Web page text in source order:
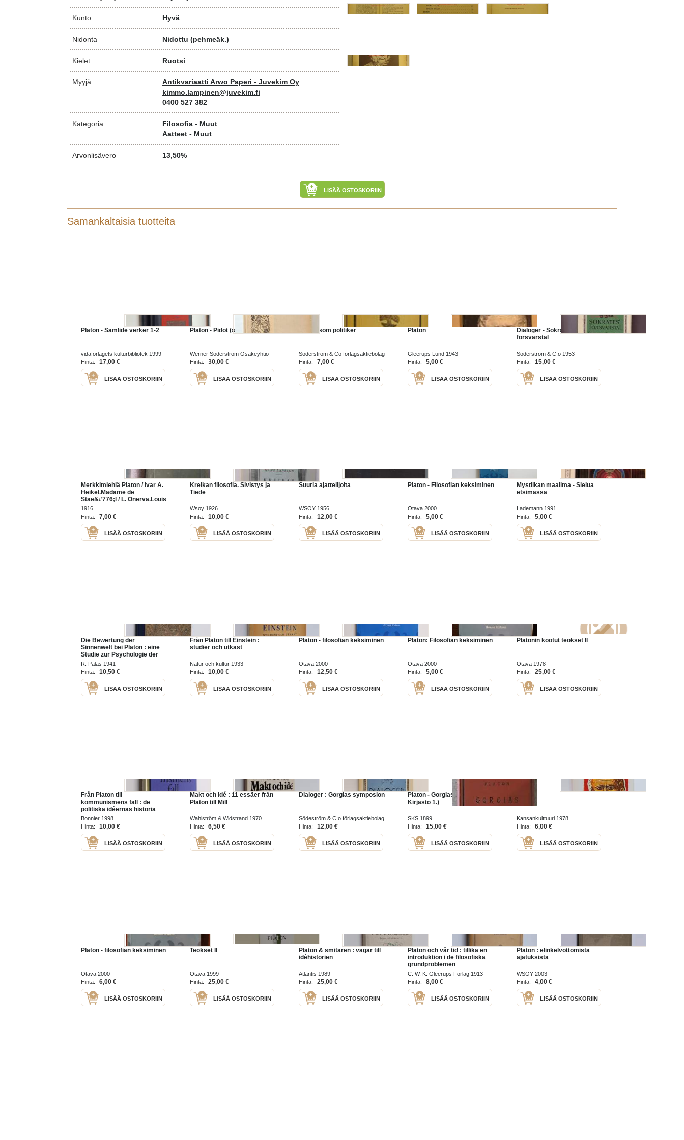
Kunto Hyvä
Nidonta Nidottu (pehmeäk.)
Kielet Ruotsi
Myyjä
Antikvariaatti Arwo Paperi - Juvekim Oy
kimmo.lampinen@juvekim.fi
0400 527 382
Kategoria
Filosofia - Muut
Aatteet - Muut
Arvonlisävero 13,50%
LISÄÄ OSTOSKORIIN
Samankaltaisia tuotteita
Platon - Samlide verker 1-2
vidaforlagets kulturbibliotek 1999
Hinta:
17,00 €
LISÄÄ OSTOSKORIIN
Platon - Pidot (symposion)
Werner Söderström Osakeyhtiö
1919
Hinta: 30,00 €
LISÄÄ OSTOSKORIIN
Platon som politiker
Söderström & Co förlagsaktiebolag
1922
Hinta: 7,00 €
LISÄÄ OSTOSKORIIN
Platon
Gleerups Lund 1943
Hinta:
5,00 €
LISÄÄ OSTOSKORIIN
Dialoger - Sokrates´
försvarstal
Söderström & C:o 1953
Hinta:
15,00 €
LISÄÄ OSTOSKORIIN
Merkkimiehiä Platon / Ivar A.
Heikel.Madame de
Stae&#776;l / L. Onerva.Louis
Pasteur / Robert Tigerstedt ;
suomensi Hannes Salovaara.
1916
Hinta:
7,00 €
LISÄÄ OSTOSKORIIN
Kreikan filosofia. Sivistys ja
Tiede
Wsoy 1926
Hinta:
10,00 €
LISÄÄ OSTOSKORIIN
Suuria ajattelijoita
WSOY 1956
Hinta:
12,00 €
LISÄÄ OSTOSKORIIN
Platon - Filosofian keksiminen
Otava 2000
Hinta:
5,00 €
LISÄÄ OSTOSKORIIN
Mystiikan maailma - Sielua
etsimässä
Lademann 1991
Hinta:
5,00 €
LISÄÄ OSTOSKORIIN
Die Bewertung der
Sinnenwelt bei Platon : eine
Studie zur Psychologie der
Weltanschauungen
R. Palas 1941
Hinta:
10,50 €
LISÄÄ OSTOSKORIIN
Från Platon till Einstein :
studier och utkast
Natur och kultur 1933
Hinta:
10,00 €
LISÄÄ OSTOSKORIIN
Platon - filosofian keksiminen
Otava 2000
Hinta:
12,50 €
LISÄÄ OSTOSKORIIN
Platon: Filosofian keksiminen
Otava 2000
Hinta:
5,00 €
LISÄÄ OSTOSKORIIN
Platonin kootut teokset II
Otava 1978
Hinta:
25,00 €
LISÄÄ OSTOSKORIIN
Från Platon till
kommunismens fall : de
politiska idéernas historia
Bonnier 1998
Hinta:
10,00 €
LISÄÄ OSTOSKORIIN
Makt och idé : 11 essäer från
Platon till Mill
Wahlström & Widstrand 1970
Hinta:
6,50 €
LISÄÄ OSTOSKORIIN
Dialoger : Gorgias symposion
Södeström & C:o förlagsaktiebolag
1955
Hinta: 12,00 €
LISÄÄ OSTOSKORIIN
Platon - Gorgias (Filosoofinen
Kirjasto 1.)
SKS 1899
Hinta:
15,00 €
LISÄÄ OSTOSKORIIN
Kansankulttuuri 1978
Hinta:
6,00 €
LISÄÄ OSTOSKORIIN
Platon - filosofian keksiminen
Otava 2000
Hinta:
6,00 €
LISÄÄ OSTOSKORIIN
Teokset II
Otava 1999
Hinta:
25,00 €
LISÄÄ OSTOSKORIIN
Platon & smitaren : vägar till
idéhistorien
Atlantis 1989
Hinta:
25,00 €
LISÄÄ OSTOSKORIIN
Platon och vår tid : tillika en
introduktion i de filosofiska
grundproblemen
C. W. K. Gleerups Förlag 1913
Hinta:
8,00 €
LISÄÄ OSTOSKORIIN
Platon : elinkelvottomista
ajatuksista
WSOY 2003
Hinta:
4,00 €
LISÄÄ OSTOSKORIIN